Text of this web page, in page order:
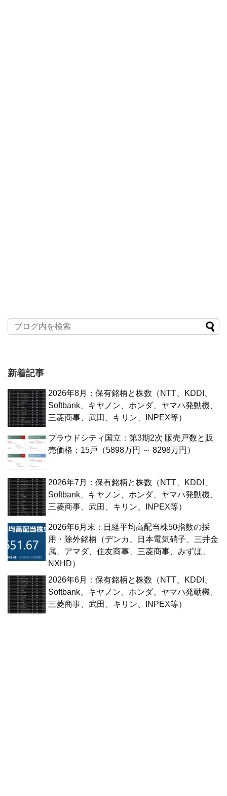
新着記事
2026年8月：保有銘柄と株数（NTT、KDDI、
Softbank、キヤノン、ホンダ、ヤマハ発動機、
三菱商事、武田、キリン、INPEX等）
プラウドシティ国立：第3期2次 販売戸数と販
売価格：15戸（5898万円 ～ 8298万円）
2026年7月：保有銘柄と株数（NTT、KDDI、
Softbank、キヤノン、ホンダ、ヤマハ発動機、
三菱商事、武田、キリン、INPEX等）
2026年6月末：日経平均高配当株50指数の採
用・除外銘柄（デンカ、日本電気硝子、三井金
属、アマダ、住友商事、三菱商事、みずほ、
NXHD）
2026年6月：保有銘柄と株数（NTT、KDDI、
Softbank、キヤノン、ホンダ、ヤマハ発動機、
三菱商事、武田、キリン、INPEX等）